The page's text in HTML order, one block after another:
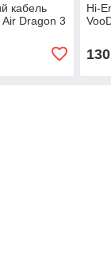
кабель
Dragon 3
Hi-